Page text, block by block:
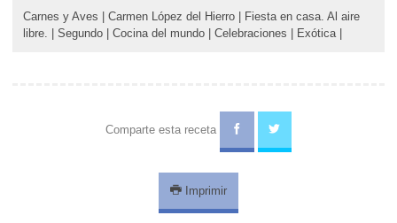
Carnes y Aves Carmen López del Hierro
Fiesta en casa. Al aire
libre.
Segundo Cocina del mundo Celebraciones Exótica|
Comparte esta receta
Imprimir